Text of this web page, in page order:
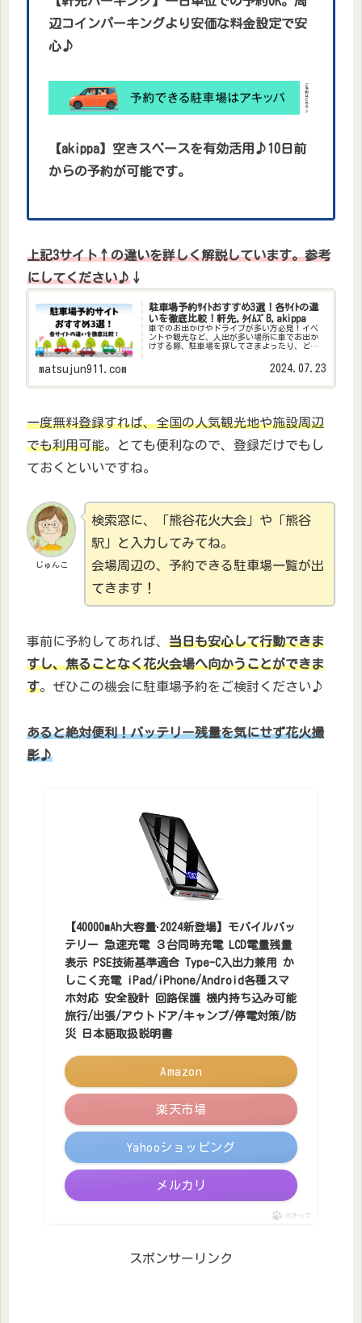
辺コインパーキングより安価な料金設定で安
心♪
【akippa】空きスペースを有効活用♪10日前
からの予約が可能です。
上記3サイト↑の違いを詳しく解説しています。参考
にしてください♪ ↓
駐車場予約ｻｲﾄおすすめ3選！各ｻｲﾄの違
いを徹底比較！軒先,ﾀｲﾑｽﾞB,akippa
車でのお出かけやドライブが多い方必見！イベ
ントや観光など、人出が多い場所に車でお出か
けする際、駐車場を探してさまよったり、どこ
か？空いている駐車場を探すだけでも一苦
労…、やっと見つけたと思ったら駐車料...
matsujun911.com 2024.07.23
一度無料登録すれば、全国の人気観光地や施設周辺
でも利用可能。とても便利なので、登録だけでもし
ておくといいですね。
じゅんこ
検索窓に、「熊谷花火大会」や「熊谷
駅」と入力してみてね。
会場周辺の、予約できる駐車場一覧が出
てきます！
事前に予約してあれば、 当日も安心して行動できま
すし、焦ることなく花火会場へ向かうことができま
す。ぜひこの機会に駐車場予約をご検討ください♪
あると絶対便利！バッテリー残量を気にせず花火撮
影♪
【40000mAh大容量·2024新登場】モバイルバッ
テリー 急速充電 ３台同時充電 LCD電量残量
表示 PSE技術基準適合 Type-C入出力兼用 か
しこく充電 iPad/iPhone/Android各種スマ
ホ対応 安全設計 回路保護 機内持ち込み可能
旅行/出張/アウトドア/キャンプ/停電対策/防
災 日本語取扱説明書
Amazon
楽天市場
Yahooショッピング
メルカリ
ポチップ
スポンサーリンク